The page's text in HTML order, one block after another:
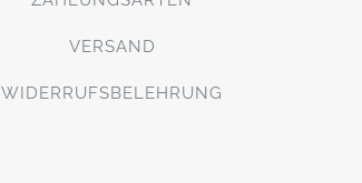
VERSAND
WIDERRUFSBELEHRUNG